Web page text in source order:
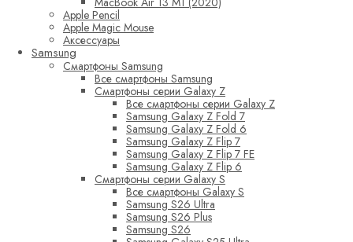
Apple Pencil
Apple Magic Mouse
Аксессуары
Samsung
Смартфоны Samsung
Все смартфоны Samsung
Смартфоны серии Galaxy Z
Все смартфоны серии Galaxy Z
Samsung Galaxy Z Fold 7
Samsung Galaxy Z Fold 6
Samsung Galaxy Z Flip 7
Samsung Galaxy Z Flip 7 FE
Samsung Galaxy Z Flip 6
Смартфоны серии Galaxy S
Все смартфоны Galaxy S
Samsung S26 Ultra
Samsung S26 Plus
Samsung S26